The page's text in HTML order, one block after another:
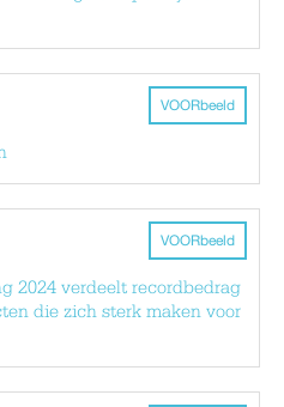
VOORbeeld
VOORbeeld
2024 verdeelt recordbedrag
die zich sterk maken voor